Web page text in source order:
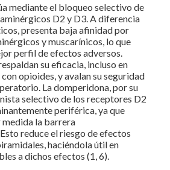
mediante el bloqueo selectivo de
D2 y D3. A diferencia
presenta baja afinidad por
y muscarínicos, lo que
perfil de efectos adversos.
su eficacia, incluso en
opioides, y avalan su seguridad
La domperidona, por su
selectivo de los receptores D2
periférica, ya que
medida la barrera
reduce el riesgo de efectos
haciéndola útil en
a dichos efectos (1, 6).